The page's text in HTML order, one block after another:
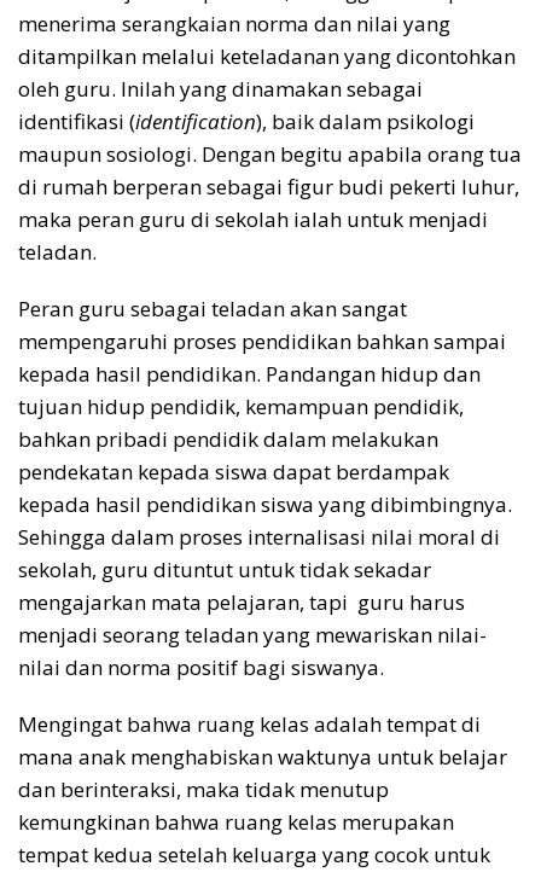
menerima serangkaian norma dan nilai yang
ditampilkan melalui keteladanan yang dicontohkan
oleh guru. Inilah yang dinamakan sebagai
identifikasi (identification), baik dalam psikologi
maupun sosiologi. Dengan begitu apabila orang tua
di rumah berperan sebagai figur budi pekerti luhur,
maka peran guru di sekolah ialah untuk menjadi
teladan.
Peran guru sebagai teladan akan sangat
mempengaruhi proses pendidikan bahkan sampai
kepada hasil pendidikan. Pandangan hidup dan
tujuan hidup pendidik, kemampuan pendidik,
bahkan pribadi pendidik dalam melakukan
pendekatan kepada siswa dapat berdampak
kepada hasil pendidikan siswa yang dibimbingnya.
Sehingga dalam proses internalisasi nilai moral di
sekolah, guru dituntut untuk tidak sekadar
mengajarkan mata pelajaran, tapi guru harus
menjadi seorang teladan yang mewariskan nilai-
nilai dan norma positif bagi siswanya.
Mengingat bahwa ruang kelas adalah tempat di
mana anak menghabiskan waktunya untuk belajar
dan berinteraksi, maka tidak menutup
kemungkinan bahwa ruang kelas merupakan
tempat kedua setelah keluarga yang cocok untuk